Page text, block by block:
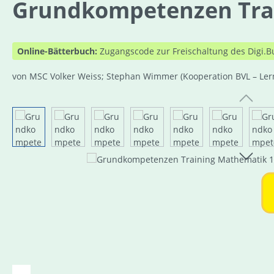
Grundkompetenzen
Online-Bätterbuch: Zugangscode zur Freischaltung des
von MSC Volker Weiss; Stephan Wimmer (Kooperation BVL –
Bildergalerie überspringen